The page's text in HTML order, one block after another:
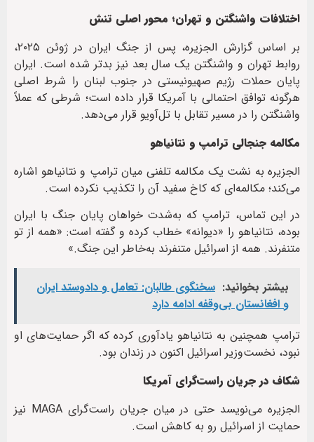
اختلافات واشنگتن و تهران؛ محور اصلی تنش
بر اساس گزارش الجزیره، پس از جنگ ایران در ژوئن ۲۰۲۵،
روابط تهران و واشنگتن یک سال بعد نیز بدتر شده است. ایران
پایان حملات رژیم صهیونیستی در جنوب لبنان را شرط اصلی
هرگونه توافق احتمالی با آمریکا قرار داده است؛ شرطی که عملاً
واشنگتن را در مسیر تقابل با تل‌آویو قرار می‌دهد.
مکالمه جنجالی ترامپ و نتانیاهو
الجزیره به نشت یک مکالمه تلفنی میان ترامپ و نتانیاهو اشاره
می‌کند؛ مکالمه‌ای که کاخ سفید آن را تکذیب نکرده است.
در این تماس، ترامپ که به‌شدت خواهان پایان جنگ با ایران
بوده، نتانیاهو را «دیوانه» خطاب کرده و گفته است: «همه از تو
متنفرند. همه از اسرائیل متنفرند به‌خاطر این جنگ.»
بیشتر بخوانید: سخنگوی طالبان: تعامل و دادوستد ایران
و افغانستان بی‌وقفه ادامه دارد
ترامپ همچنین به نتانیاهو یادآوری کرده که اگر حمایت‌های او
نبود، نخست‌وزیر اسرائیل اکنون در زندان بود.
شکاف در جریان راست‌گرای آمریکا
الجزیره می‌نویسد حتی در میان جریان راست‌گرای MAGA نیز
حمایت از اسرائیل رو به کاهش است.